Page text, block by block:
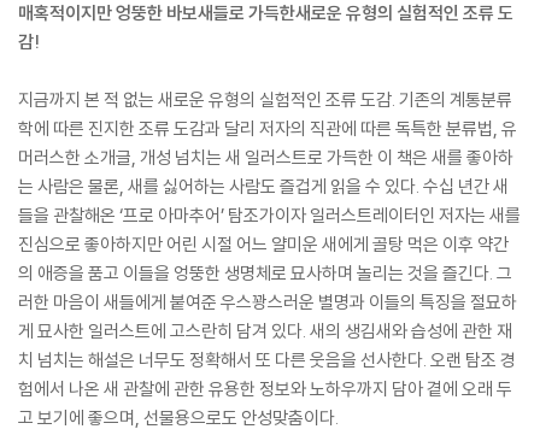
매혹적이지만 엉뚱한 바보새들로 가득한새로운 유형의 실험적인 조류 도
감!
지금까지 본 적 없는 새로운 유형의 실험적인 조류 도감. 기존의 계통분류
학에 따른 진지한 조류 도감과 달리 저자의 직관에 따른 독특한 분류법, 유
머러스한 소개글, 개성 넘치는 새 일러스트로 가득한 이 책은 새를 좋아하
는 사람은 물론, 새를 싫어하는 사람도 즐겁게 읽을 수 있다. 수십 년간 새
들을 관찰해온 ‘프로 아마추어’ 탐조가이자 일러스트레이터인 저자는 새를
진심으로 좋아하지만 어린 시절 어느 얄미운 새에게 골탕 먹은 이후 약간
의 애증을 품고 이들을 엉뚱한 생명체로 묘사하며 놀리는 것을 즐긴다. 그
러한 마음이 새들에게 붙여준 우스꽝스러운 별명과 이들의 특징을 절묘하
게 묘사한 일러스트에 고스란히 담겨 있다. 새의 생김새와 습성에 관한 재
치 넘치는 해설은 너무도 정확해서 또 다른 웃음을 선사한다. 오랜 탐조 경
험에서 나온 새 관찰에 관한 유용한 정보와 노하우까지 담아 곁에 오래 두
고 보기에 좋으며, 선물용으로도 안성맞춤이다.